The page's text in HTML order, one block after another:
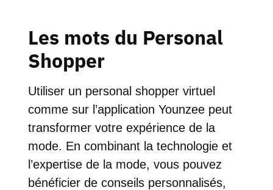
Les mots du Personal
Shopper
Utiliser un personal shopper virtuel
comme sur l’application Younzee peut
transformer votre expérience de la
mode. En combinant la technologie et
l’expertise de la mode, vous pouvez
bénéficier de conseils personnalisés,